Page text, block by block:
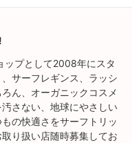
ップとして2008年にスタ
サーフレギンス、ラッシ
ん、オーガニックコスメ
さない、地球にやさしい
の快適さをサーフトリッ
り扱い店随時募集してお